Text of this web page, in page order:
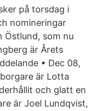
på torsdag i
nomineringar
som nu
är Årets
• Dec 08,
är Lotta
och glatt en
är Joel Lundqvist,